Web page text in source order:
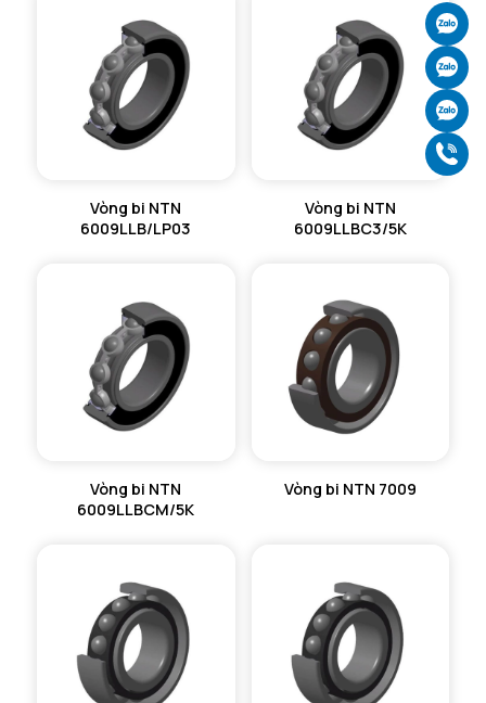
Vòng bi NTN
6009LLB/LP03
Vòng bi NTN
6009LLBC3/5K
Vòng bi NTN
6009LLBCM/5K
Vòng bi NTN 7009